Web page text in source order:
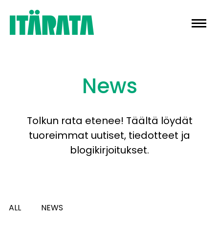
Skip
content
News
Tolkun rata etenee! Täältä löydät
tuoreimmat uutiset, tiedotteet ja
blogikirjoitukset.
ALL NEWS